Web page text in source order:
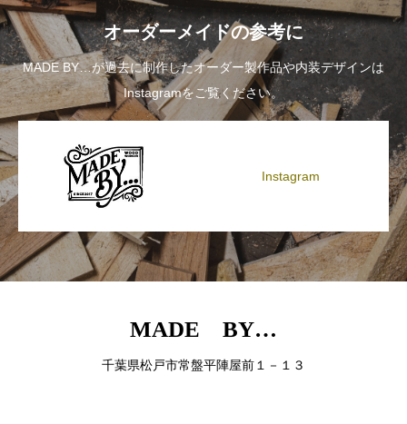
オーダーメイドの参考に
MADE BY…が過去に制作したオーダー製作品や内装デザインは
Instagramをご覧ください。
Instagram
MADE BY…
千葉県松戸市常盤平陣屋前１－１３